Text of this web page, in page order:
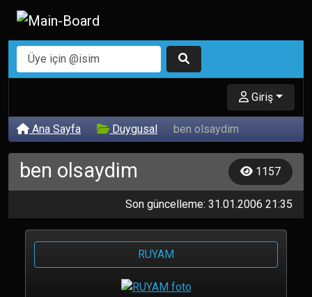
Giriş
Ana Sayfa Duygusal ben olsaydim
ben olsaydim 1157
Son güncelleme: 31.01.2006 21:35
RUYAM